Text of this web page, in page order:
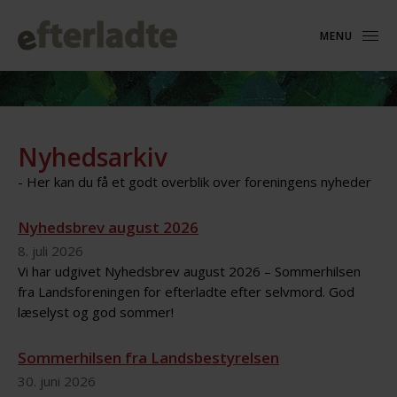
MENU
Nyhedsarkiv
- Her kan du få et godt overblik over foreningens nyheder
Nyhedsbrev august 2026
8. juli 2026
Vi har udgivet Nyhedsbrev august 2026 – Sommerhilsen
fra Landsforeningen for efterladte efter selvmord. God
læselyst og god sommer!
Sommerhilsen fra Landsbestyrelsen
30. juni 2026